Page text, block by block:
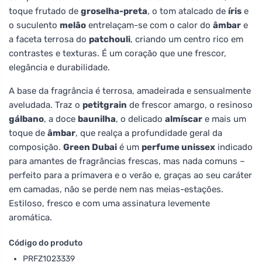
toque frutado de groselha-preta, o tom atalcado de íris e
o suculento melão entrelaçam-se com o calor do âmbar e
a faceta terrosa do patchouli, criando um centro rico em
contrastes e texturas. É um coração que une frescor,
elegância e durabilidade.
A base da fragrância é terrosa, amadeirada e sensualmente
aveludada. Traz o petitgrain de frescor amargo, o resinoso
gálbano, a doce baunilha, o delicado almíscar e mais um
toque de âmbar, que realça a profundidade geral da
composição. Green Dubai é um perfume unissex indicado
para amantes de fragrâncias frescas, mas nada comuns –
perfeito para a primavera e o verão e, graças ao seu caráter
em camadas, não se perde nem nas meias-estações.
Estiloso, fresco e com uma assinatura levemente
aromática.
Código do produto
PRFZ1023339